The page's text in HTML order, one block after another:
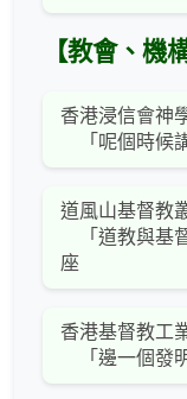
【教會、機
香港浸信會神
「呢個時候
道風山基督教
「道教與基
座
香港基督教工
「邊一個發